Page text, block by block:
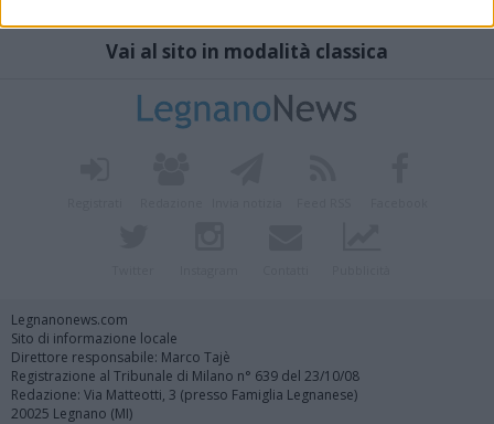
Vai al sito in modalità classica
Legnanonews.com
Sito di informazione locale
Direttore responsabile: Marco Tajè
Registrazione al Tribunale di Milano n° 639 del 23/10/08
Redazione: Via Matteotti, 3 (presso Famiglia Legnanese)
20025 Legnano (MI)